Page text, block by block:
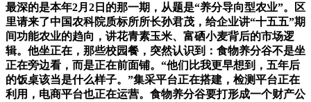
最深的是本年2月2日的那一期，从题是“养分导向型农业”。区
里请来了中国农科院质标所所长孙君茂，给企业讲“十五五”期
间功能农业的趋向，讲花青素玉米、富硒小麦背后的市场逻
辑。他坐正在，那些校园餐，突然认识到：食物养分谷不是坐
正在旁边看，而是正在前面铺。“他们比我更早想到，五年后
的饭桌该当是什么样子。”集采平台正在搭建，检测平台正在
利用，电商平台也正在运营。食物养分谷要打形成一个财产公